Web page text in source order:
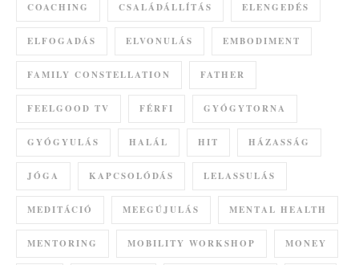
COACHING CSALÁDÁLLÍTÁS ELENGEDÉS
ELFOGADÁS ELVONULÁS EMBODIMENT
FAMILY CONSTELLATION FATHER
FEELGOOD TV FÉRFI GYÓGYTORNA
GYÓGYULÁS HALÁL HIT HÁZASSÁG
JÓGA KAPCSOLÓDÁS LELASSULÁS
MEDITÁCIÓ MEEGÚJULÁS MENTAL HEALTH
MENTORING MOBILITY WORKSHOP MONEY